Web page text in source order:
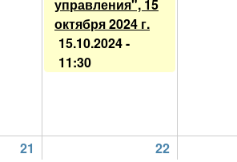
управления", 15
октября 2024 г.
15.10.2024 -
11:30
21
22